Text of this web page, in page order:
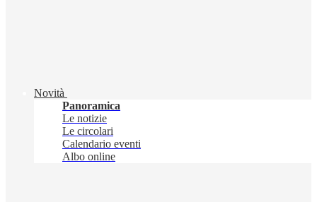
Novità
Panoramica
Le notizie
Le circolari
Calendario eventi
Albo online